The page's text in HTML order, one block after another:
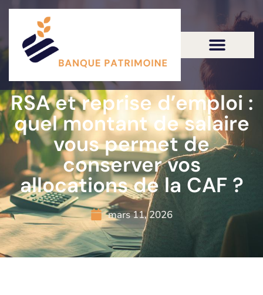
RSA et reprise d’emploi :
quel montant de salaire
vous permet de
conserver vos
allocations de la CAF ?
mars 11, 2026